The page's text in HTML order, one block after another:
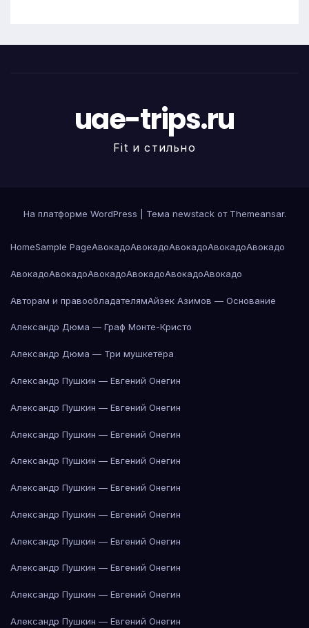
uae-trips.ru
Fit и стильно
На платформе WordPress Тема newstack от Themeansar.
HomeSample PageАвокадоАвокадоАвокадоАвокадоАвокадо
АвокадоАвокадоАвокадоАвокадоАвокадоАвокадо
Авторам и правообладателямАйзек Азимов — Основание
Александр Дюма — Граф Монте-Кристо
Александр Дюма — Три мушкетёра
Александр Пушкин — Евгений Онегин
Александр Пушкин — Евгений Онегин
Александр Пушкин — Евгений Онегин
Александр Пушкин — Евгений Онегин
Александр Пушкин — Евгений Онегин
Александр Пушкин — Евгений Онегин
Александр Пушкин — Евгений Онегин
Александр Пушкин — Евгений Онегин
Александр Пушкин — Евгений Онегин
Александр Пушкин — Евгений Онегин